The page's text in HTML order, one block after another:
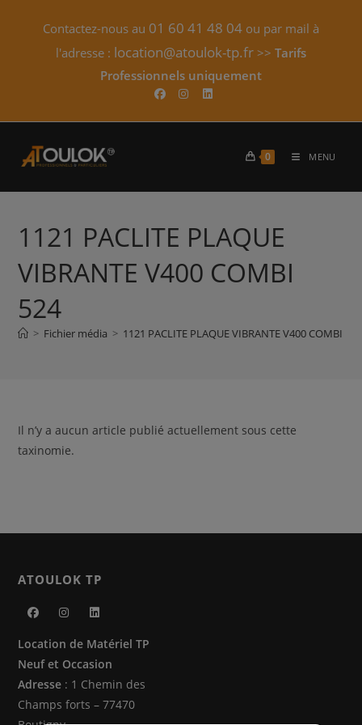
Contactez-nous au 01 60 41 48 04 ou par mail à
l'adresse : location@atoulok-tp.fr >> Tarifs
Professionnels uniquement​
0 MENU
1121 PACLITE PLAQUE
VIBRANTE V400 COMBI
524
> Fichier média > 1121 PACLITE PLAQUE VIBRANTE V400 COMBI 524
Il n’y a aucun article publié actuellement sous cette
taxinomie.
ATOULOK TP
dans
un
nouvel
onglet
dans
un
nouvel
onglet
dans
un
nouvel
onglet
Location de Matériel TP
Neuf et Occasion
Adresse : 1 Chemin des
Champs forts – 77470